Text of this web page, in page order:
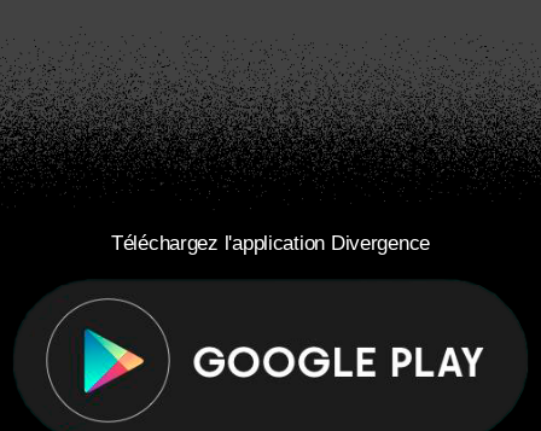
Téléchargez l'application Divergence